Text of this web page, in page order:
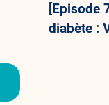
[Episode
diabète :